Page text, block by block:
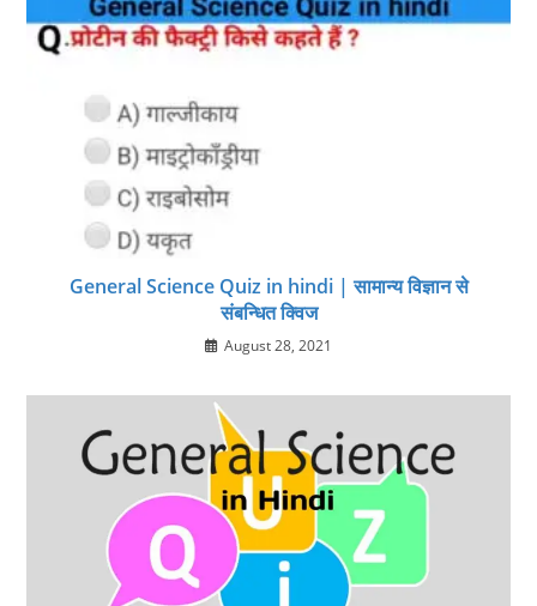
General Science Quiz in hindi | सामान्य विज्ञान से
संबन्धित क्विज
August 28, 2021